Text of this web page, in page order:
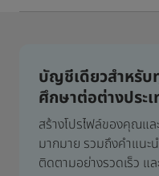
บัญชีเดียวสำหรับ
ศึกษาต่อต่างประ
สร้างโปรไฟล์ของคุณ
มากมาย รวมถึงคำแน
ติดตามอย่างรวดเร็ว แ